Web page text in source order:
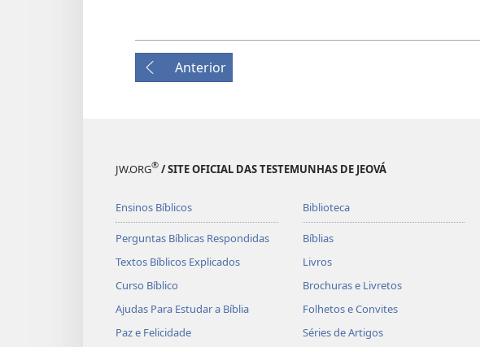
Anterior
JW.ORG® / SITE OFICIAL DAS TESTEMUNHAS DE JEOVÁ
Ensinos Bíblicos
Perguntas Bíblicas Respondidas
Textos Bíblicos Explicados
Curso Bíblico
Ajudas Para Estudar a Bíblia
Paz e Felicidade
Biblioteca
Bíblias
Livros
Brochuras e Livretos
Folhetos e Convites
Séries de Artigos